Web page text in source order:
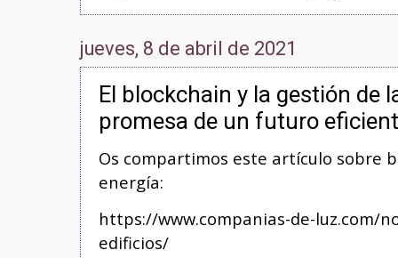
jueves, 8 de abril de 2021
El blockchain y la gestión de
promesa de un futuro
Os compartimos este artículo sobre
energía:
https://www.companias-de-luz.com/
edificios/